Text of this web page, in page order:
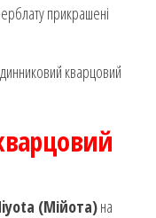
прикрашені
кварцовий
(Мійота)на